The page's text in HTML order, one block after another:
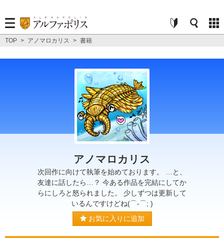
TOP > アノマロカリス > 書籍
アノマロカリス
次回作に向けて執筆を始めております。 …と、
友達に話したら…？ 今ある作品を完結にしてか
らにしろと怒られました。 少しずつは更新して
いるんですけどね(⌒-⌒; )
お気に入りに追加